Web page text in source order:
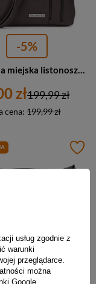
-5%
Skórzana miejska listonoszka damska ciemnobrązowa - Beltiomore X95
zł
cena: 199,99 zł
199,99 zł
-5%
usług zgodnie z
warunki
przeglądarce.
można
Google